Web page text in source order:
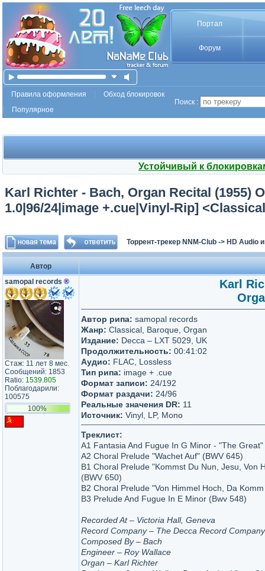
Портал
Форум
Правила оформления
Обход блокировок
Популярное
Поиск :
Устойчивый к
Karl Richter - Bach, Organ Recital (1955)
1.0|96/24|image +.cue|Vinyl-Rip]
Торрент-трекер NNM-Club -> HD Audio
Автор
samopal records ®
Стаж: 11 лет 8 мес.
Сообщений: 1853
Ratio: 1539.805
Поблагодарили:
100575
100%
Karl
Автор рипа: samopal records
Жанр: Classical, Baroque, Organ
Издание: Decca – LXT 5029, UK
Продолжительность: 00:41:02
Аудио: FLAC, Lossless
Тип рипа: image + .cue
Формат записи: 24/192
Формат раздачи: 24/96
Реальные значения DR: 11
Источник: Vinyl, LP, Mono
Треклист:
A1 Fantasia And Fugue In G Minor - "The
A2 Choral Prelude "Wachet Auf" (BWV 645)
B1 Choral Prelude "Kommst Du Nun, Jesu, Von
(BWV 650)
B2 Choral Prelude "Von Himmel Hoch, Da
B3 Prelude And Fugue In E Minor (Bwv 548)
Recorded At – Victoria Hall, Geneva
Record Company – The Decca Record
Composed By – Bach
Engineer – Roy Wallace
Organ – Karl Richter